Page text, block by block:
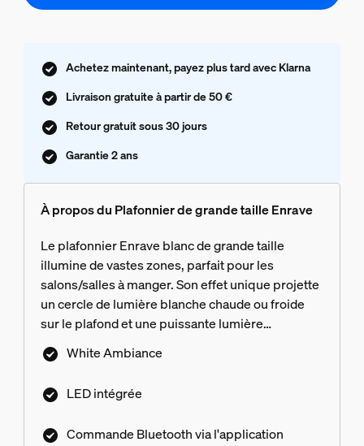
Achetez maintenant, payez plus tard avec Klarna
Livraison gratuite à partir de 50 €
Retour gratuit sous 30 jours
Garantie 2 ans
À propos du Plafonnier de grande taille Enrave
Le plafonnier Enrave blanc de grande taille
illumine de vastes zones, parfait pour les
salons/salles à manger. Son effet unique projette
un cercle de lumière blanche chaude ou froide
sur le plafond et une puissante lumière
descendante.
White Ambiance
LED intégrée
Commande Bluetooth via l'application